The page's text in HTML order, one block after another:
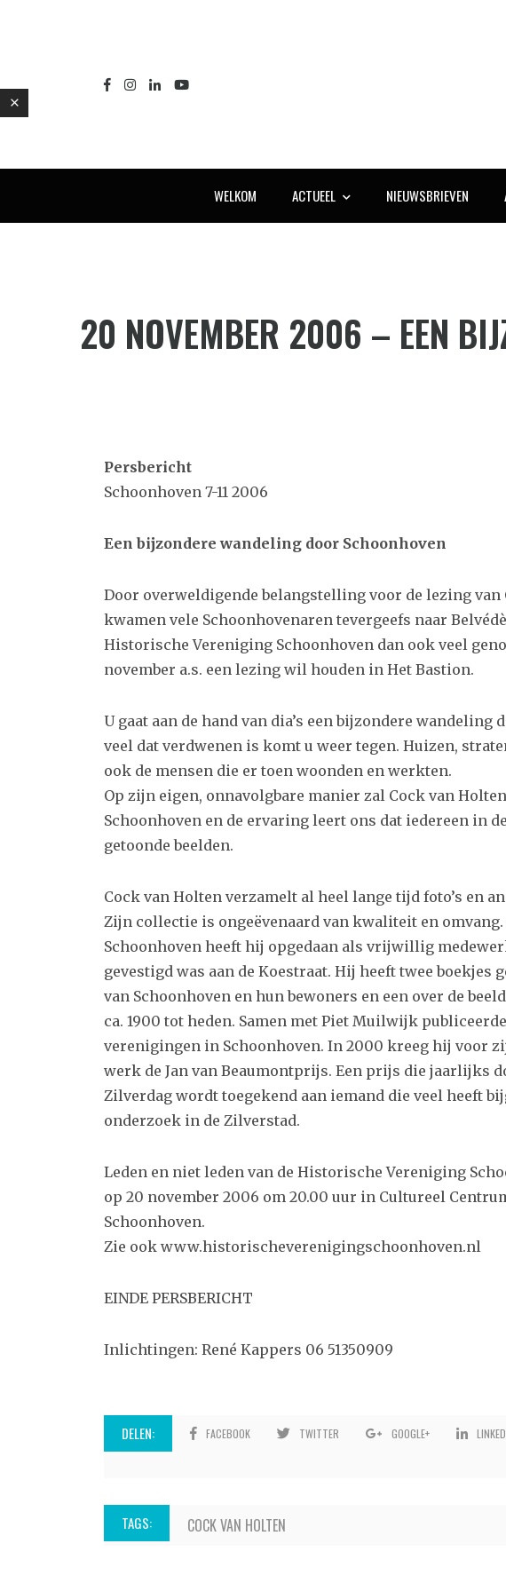
WELKOM ACTUEEL NIEUWSBRIEVEN
20 NOVEMBER 2006 – EEN
Persbericht
Schoonhoven 7-11 2006
Een bijzondere wandeling door Schoonhoven
Door overweldigende belangstelling voor de lezing
kwamen vele Schoonhovenaren tevergeefs naar
Historische Vereniging Schoonhoven dan ook veel
november a.s. een lezing wil houden in Het Bastion.
U gaat aan de hand van dia’s een bijzondere wandeling
veel dat verdwenen is komt u weer tegen. Huizen,
ook de mensen die er toen woonden en werkten.
Op zijn eigen, onnavolgbare manier zal Cock van
Schoonhoven en de ervaring leert ons dat iedereen in
getoonde beelden.
Cock van Holten verzamelt al heel lange tijd foto’s en
Zijn collectie is ongeëvenaard van kwaliteit en
Schoonhoven heeft hij opgedaan als vrijwillig
gevestigd was aan de Koestraat. Hij heeft twee boekjes
van Schoonhoven en hun bewoners en een over de
ca. 1900 tot heden. Samen met Piet Muilwijk
verenigingen in Schoonhoven. In 2000 kreeg hij voor
werk de Jan van Beaumontprijs. Een prijs die jaarlijks
Zilverdag wordt toegekend aan iemand die veel heeft
onderzoek in de Zilverstad.
Leden en niet leden van de Historische Vereniging
op 20 november 2006 om 20.00 uur in Cultureel
Schoonhoven.
Zie ook www.historischeverenigingschoonhoven.nl
EINDE PERSBERICHT
Inlichtingen: René Kappers 06 51350909
DELEN: FACEBOOK TWITTER GOOGLE+
TAGS: COCK VAN HOLTEN